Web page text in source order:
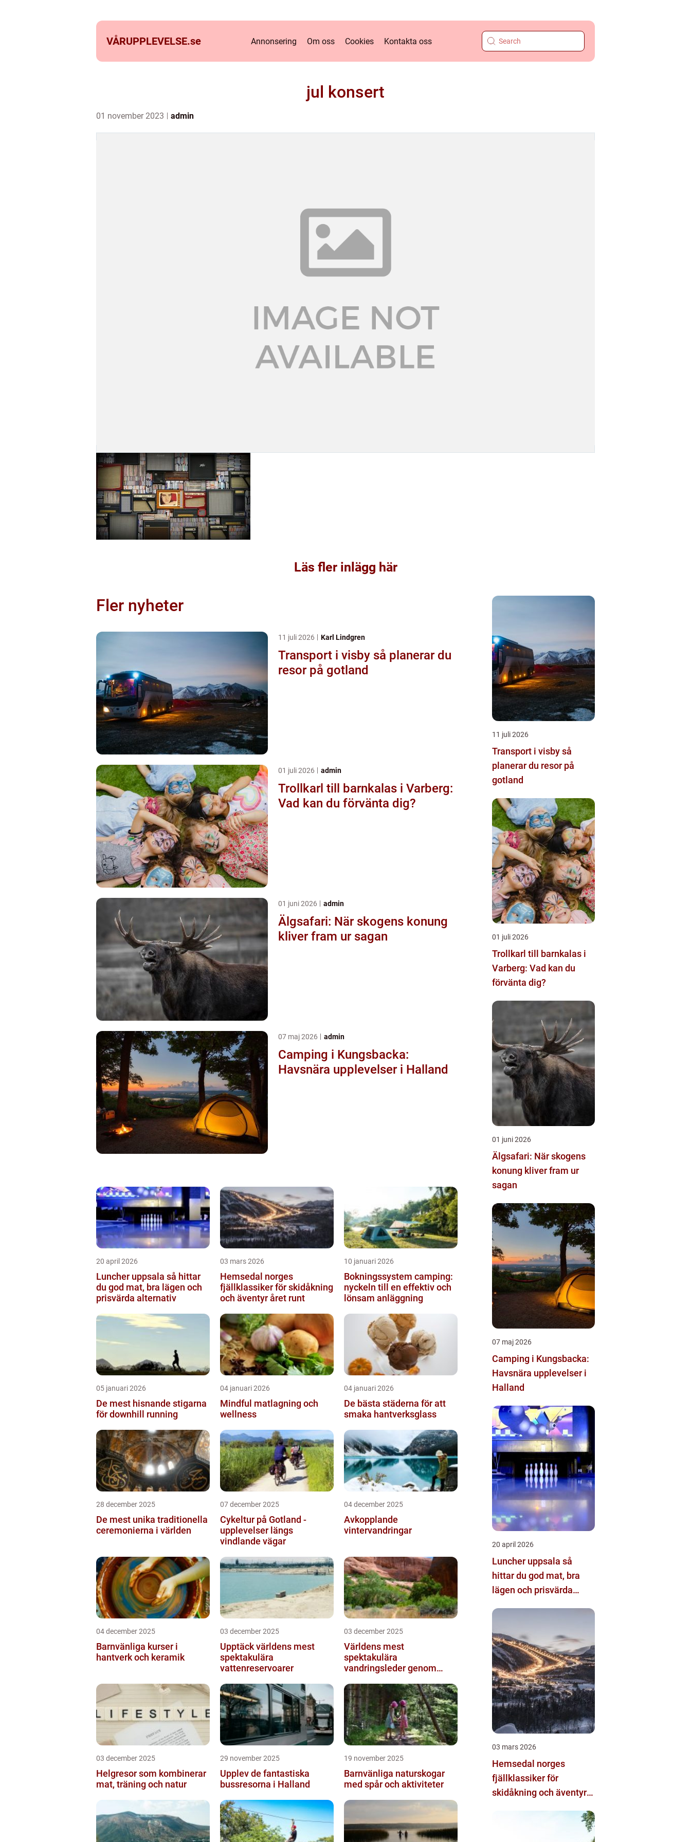
VÅRUPPLEVELSE.se Annonsering Om oss Cookies Kontakta oss
jul konsert
01 november 2023 admin
Läs fler inlägg här
Fler nyheter
11 juli 2026 Karl Lindgren
Transport i visby så planerar du
resor på gotland
01 juli 2026 admin
Trollkarl till barnkalas i Varberg:
Vad kan du förvänta dig?
01 juni 2026 admin
Älgsafari: När skogens konung
kliver fram ur sagan
07 maj 2026 admin
Camping i Kungsbacka:
Havsnära upplevelser i Halland
20 april 2026
Luncher uppsala så hittar
du god mat, bra lägen och
prisvärda alternativ
03 mars 2026
Hemsedal norges
fjällklassiker för skidåkning
och äventyr året runt
10 januari 2026
Bokningssystem camping:
nyckeln till en effektiv och
lönsam anläggning
05 januari 2026
De mest hisnande stigarna
för downhill running
04 januari 2026
Mindful matlagning och
wellness
04 januari 2026
De bästa städerna för att
smaka hantverksglass
28 december 2025
De mest unika traditionella
ceremonierna i världen
07 december 2025
Cykeltur på Gotland -
upplevelser längs
vindlande vägar
04 december 2025
Avkopplande
vintervandringar
04 december 2025
Barnvänliga kurser i
hantverk och keramik
03 december 2025
Upptäck världens mest
spektakulära
vattenreservoarer
03 december 2025
Världens mest
spektakulära
vandringsleder genom
03 december 2025
Helgresor som kombinerar
mat, träning och natur
29 november 2025
Upplev de fantastiska
bussresorna i Halland
19 november 2025
Barnvänliga naturskogar
med spår och aktiviteter
11 juli 2026
Transport i visby så
planerar du resor på
gotland
01 juli 2026
Trollkarl till barnkalas i
Varberg: Vad kan du
förvänta dig?
01 juni 2026
Älgsafari: När skogens
konung kliver fram ur
sagan
07 maj 2026
Camping i Kungsbacka:
Havsnära upplevelser i
Halland
20 april 2026
Luncher uppsala så
hittar du god mat, bra
lägen och prisvärda
03 mars 2026
Hemsedal norges
fjällklassiker för
skidåkning och äventyr